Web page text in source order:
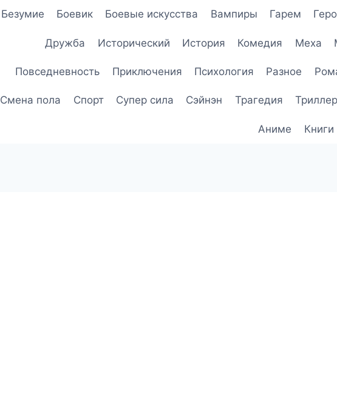
Безумие Боевик Боевые искусства Вампиры Гарем
Дружба Исторический История Комедия Меха
Повседневность Приключения Психология Разное
Смена пола Спорт Супер сила Сэйнэн Трагедия Триллер
Аниме Книги